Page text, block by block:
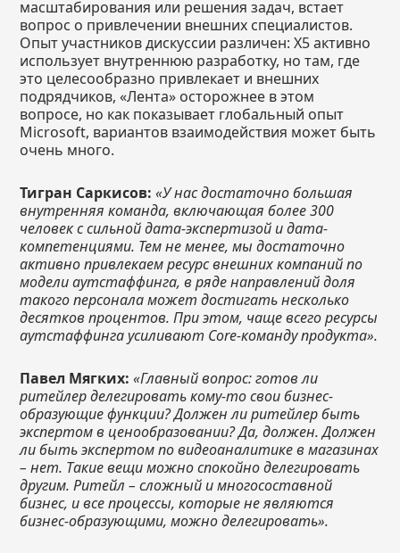
масштабирования или решения задач, встает
вопрос о привлечении внешних специалистов.
Опыт участников дискуссии различен: Х5 активно
использует внутреннюю разработку, но там, где
это целесообразно привлекает и внешних
подрядчиков, «Лента» осторожнее в этом
вопросе, но как показывает глобальный опыт
Microsoft, вариантов взаимодействия может быть
очень много.
Тигран Саркисов: «У нас достаточно большая
внутренняя команда, включающая более 300
человек с сильной дата-экспертизой и дата-
компетенциями. Тем не менее, мы достаточно
активно привлекаем ресурс внешних компаний по
модели аутстаффинга, в ряде направлений доля
такого персонала может достигать несколько
десятков процентов. При этом, чаще всего ресурсы
аутстаффинга усиливают Core-команду продукта».
Павел Мягких: «Главный вопрос: готов ли
ритейлер делегировать кому-то свои бизнес-
образующие функции? Должен ли ритейлер быть
экспертом в ценообразовании? Да, должен. Должен
ли быть экспертом по видеоаналитике в магазинах
– нет. Такие вещи можно спокойно делегировать
другим. Ритейл – сложный и многосоставной
бизнес, и все процессы, которые не являются
бизнес-образующими, можно делегировать».